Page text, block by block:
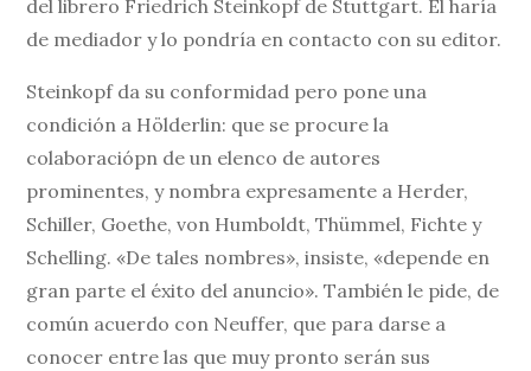
del librero Friedrich Steinkopf de Stuttgart. El haría
de mediador y lo pondría en contacto con su editor.
Steinkopf da su conformidad pero pone una
condición a Hölderlin: que se procure la
colaboraciópn de un elenco de autores
prominentes, y nombra expresamente a Herder,
Schiller, Goethe, von Humboldt, Thümmel, Fichte y
Schelling. «De tales nombres», insiste, «depende en
gran parte el éxito del anuncio». También le pide, de
común acuerdo con Neuffer, que para darse a
conocer entre las que muy pronto serán sus